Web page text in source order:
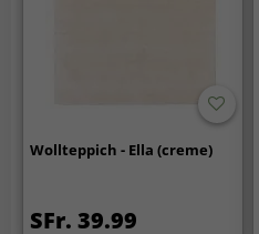
Wollteppich - Ella (creme)
SFr. 39.99